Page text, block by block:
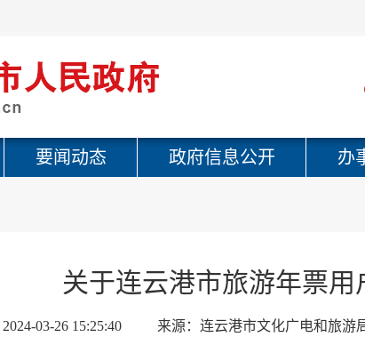
要闻动态 政府信息公开 办
关于连云港市旅游年票
2024-03-26 15:25:40 来源： 连云港市文化广电和旅游